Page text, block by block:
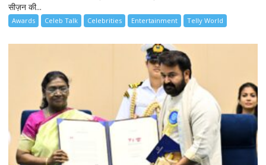
सीज़न की...
Awards Celeb Talk Celebrities Entertainment Telly World